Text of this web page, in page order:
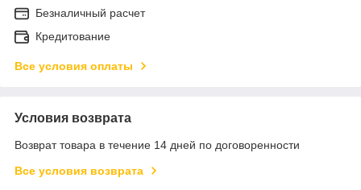
Безналичный расчет
Кредитование
Все условия оплаты
Условия возврата
Возврат товара в течение 14 дней по договоренности
Все условия возврата